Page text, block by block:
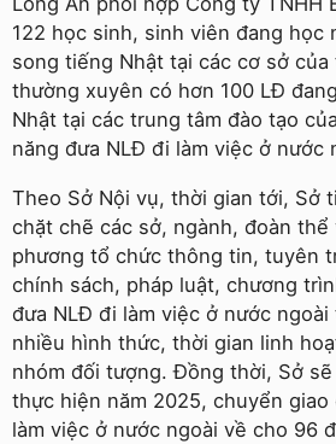
122 học sinh, sinh viên đang học
song tiếng Nhật tại các cơ sở của
thường xuyên có hơn 100 LĐ
Nhật tại các trung tâm đào tạo
năng đưa NLĐ đi làm việc ở nước
Theo Sở Nội vụ, thời gian tới, Sở
chặt chẽ các sở, ngành, đoàn
phương tổ chức thông tin, tuyên
chính sách, pháp luật, chương
đưa NLĐ đi làm việc ở nước
nhiều hình thức, thời gian linh
nhóm đối tượng. Đồng thời, Sở
thực hiện năm 2025, chuyển
làm việc ở nước ngoài về cho 96